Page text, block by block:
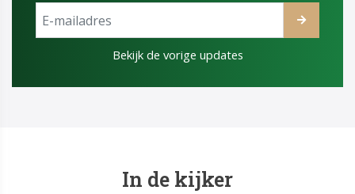
Bekijk de vorige updates
In de kijker